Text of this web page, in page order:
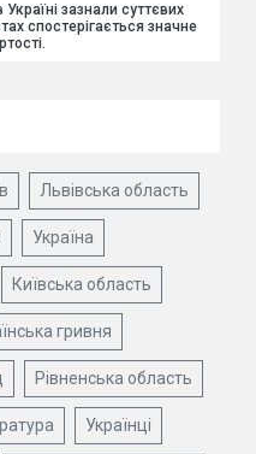
зазнали суттєвих
спостерігається значне
Львівська область
Україна
Київська область
гривня
Рівненська область
Українці